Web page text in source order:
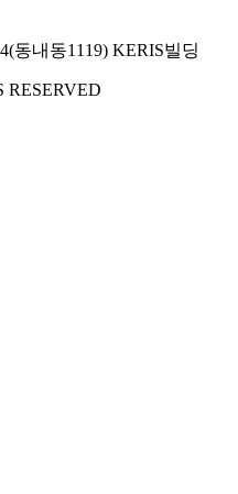
동내동1119) KERIS빌딩
RESERVED